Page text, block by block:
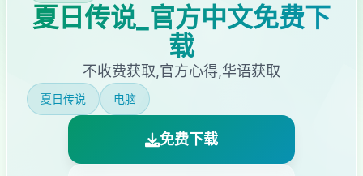
夏日传说_官方中文免费下
载
不收费获取,官方心得,华语获取
夏日传说 电脑
免费下载